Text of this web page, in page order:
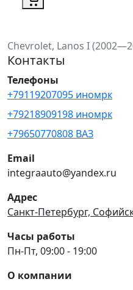
Chevrolet, Lanos I
Контакты
Телефоны
+79119207095 иномрк
+79218909198 иномрк
+79650770808 ВАЗ
Email
integraauto@yandex.ru
Адрес
Санкт-Петербург,
Часы работы
Пн-Пт, 09:00 - 19:00
О компании